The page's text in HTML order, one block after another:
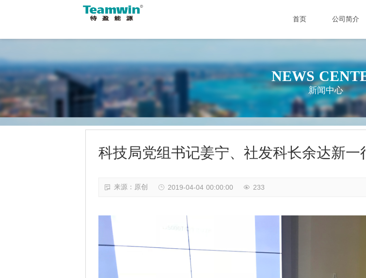
首页 公司简介
NEWS
新闻中心
科技局党组书记姜宁、社发科长余达新一
来源：原创 2019-04-04 00:00:00 233